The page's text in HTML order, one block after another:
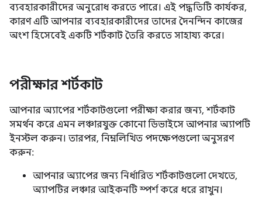
ব্যবহারকারীদের অনুরোধ করতে পারে। এই পদ্ধতিটি কার্যকর,
কারণ এটি আপনার ব্যবহারকারীদের তাদের দৈনন্দিন কাজের
অংশ হিসেবেই একটি শর্টকাট তৈরি করতে সাহায্য করে।
পরীক্ষার শর্টকাট
আপনার অ্যাপের শর্টকাটগুলো পরীক্ষা করার জন্য, শর্টকাট
সমর্থন করে এমন লঞ্চারযুক্ত কোনো ডিভাইসে আপনার অ্যাপটি
ইনস্টল করুন। তারপর, নিম্নলিখিত পদক্ষেপগুলো অনুসরণ
করুন:
আপনার অ্যাপের জন্য নির্ধারিত শর্টকাটগুলো দেখতে,
অ্যাপটির লঞ্চার আইকনটি স্পর্শ করে ধরে রাখুন।